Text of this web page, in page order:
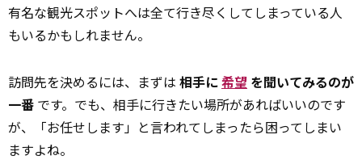
有名な観光スポットへは全て行き尽くしてしまっている人
もいるかもしれません。
訪問先を決めるには、まずは 相手に希望 を聞いてみるのが
一番 です。でも、相手に行きたい場所があればいいのです
が、「お任せします」と言われてしまったら困ってしまい
ますよね。